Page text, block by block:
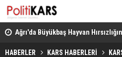
Ağrı'da Büyükbaş Hayvan
Hayvan Doğubayazıt'ta Bulundu!
HABERLER KARS HABERLERİ